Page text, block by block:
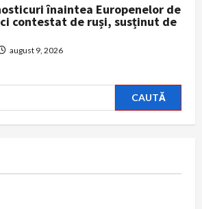
înaintea Europenelor de
contestat de ruși, susținut de
august 9, 2026